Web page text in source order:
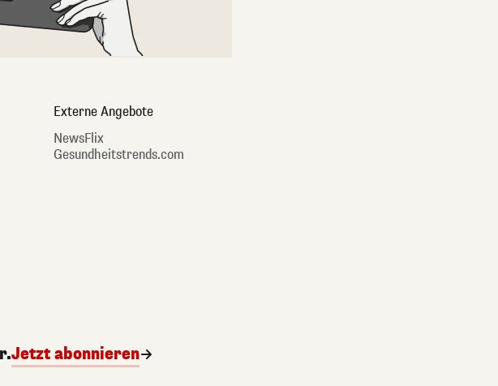
Externe Angebote
NewsFlix
Gesundheitstrends.com
Jetzt abonnieren